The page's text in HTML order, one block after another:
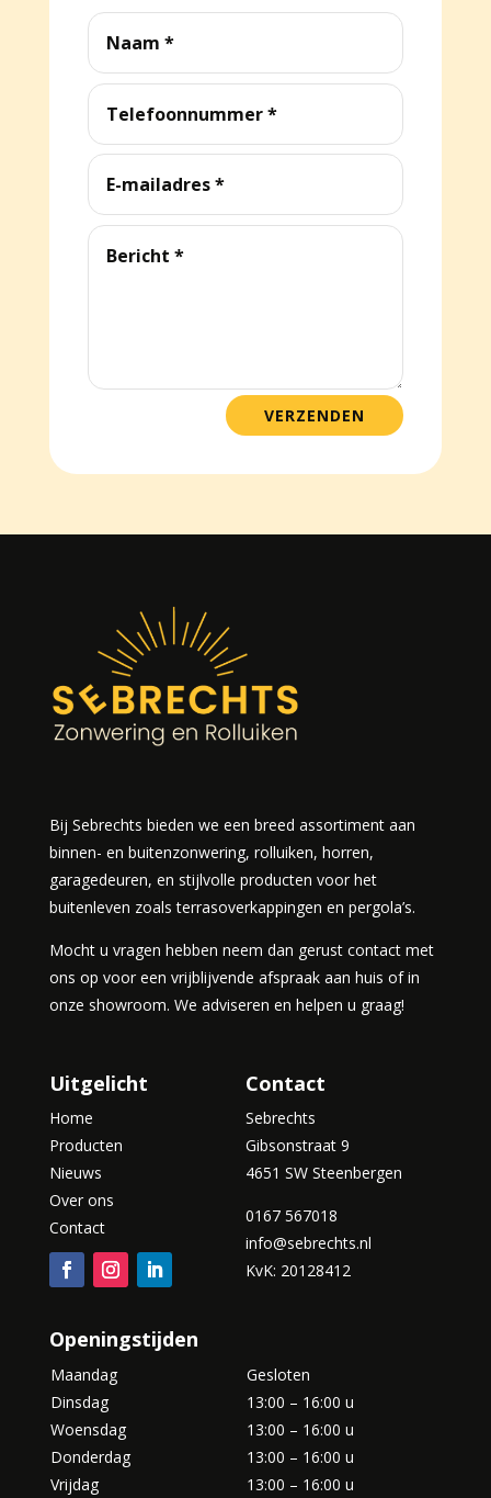
VERZENDEN
Bij Sebrechts bieden we een breed assortiment aan
binnen- en buitenzonwering, rolluiken, horren,
garagedeuren, en stijlvolle producten voor het
buitenleven zoals terrasoverkappingen en pergola’s.
Mocht u vragen hebben neem dan gerust contact met
ons op voor een vrijblijvende afspraak aan huis of in
onze showroom. We adviseren en helpen u graag!
Uitgelicht
Home
Producten
Nieuws
Over ons
Contact
Contact
Sebrechts
Gibsonstraat 9
4651 SW Steenbergen
0167 567018
info@sebrechts.nl
KvK: 20128412
Openingstijden
Maandag
Dinsdag
Woensdag
Donderdag
Vrijdag
Gesloten
13:00 – 16:00 u
13:00 – 16:00 u
13:00 – 16:00 u
13:00 – 16:00 u